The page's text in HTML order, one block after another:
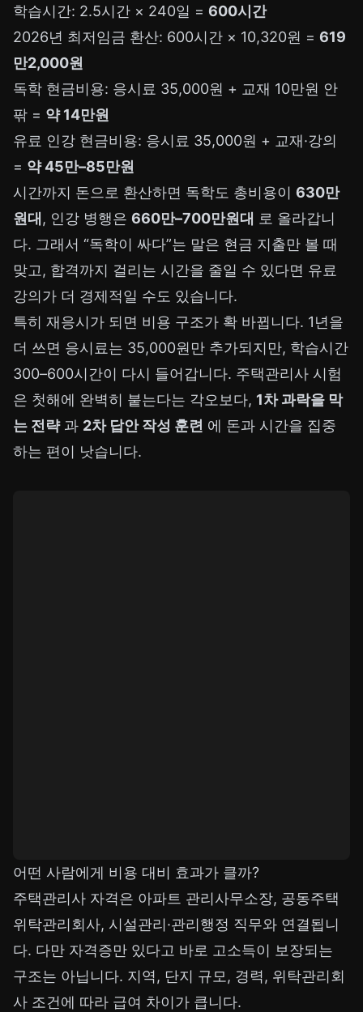
학습시간: 2.5시간 × 240일 = 600시간
2026년 최저임금 환산: 600시간 × 10,320원 = 619
만2,000원
독학 현금비용: 응시료 35,000원 + 교재 10만원 안
팎 = 약 14만원
유료 인강 현금비용: 응시료 35,000원 + 교재·강의
= 약 45만–85만원
시간까지 돈으로 환산하면 독학도 총비용이 630만
원대 , 인강 병행은 660만–700만원대 로 올라갑니
다. 그래서 “독학이 싸다”는 말은 현금 지출만 볼 때
맞고, 합격까지 걸리는 시간을 줄일 수 있다면 유료
강의가 더 경제적일 수도 있습니다.
특히 재응시가 되면 비용 구조가 확 바뀝니다. 1년을
더 쓰면 응시료는 35,000원만 추가되지만, 학습시간
300–600시간이 다시 들어갑니다. 주택관리사 시험
은 첫해에 완벽히 붙는다는 각오보다, 1차 과락을 막
는 전략과 2차 답안 작성 훈련 에 돈과 시간을 집중
하는 편이 낫습니다.
어떤 사람에게 비용 대비 효과가 클까?
주택관리사 자격은 아파트 관리사무소장, 공동주택
위탁관리회사, 시설관리·관리행정 직무와 연결됩니
다. 다만 자격증만 있다고 바로 고소득이 보장되는
구조는 아닙니다. 지역, 단지 규모, 경력, 위탁관리회
사 조건에 따라 급여 차이가 큽니다.